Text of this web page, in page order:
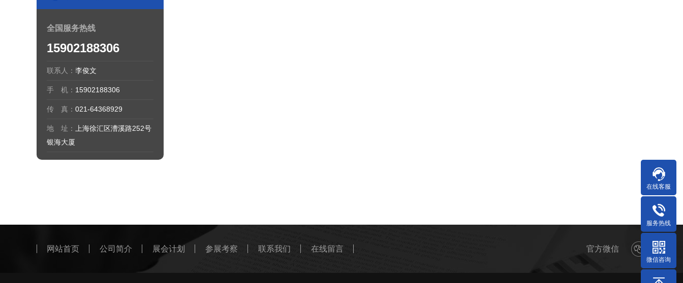
全国服务热线
15902188306
联系人： 李俊文
手 机： 15902188306
传 真： 021-64368929
地 址：
上海徐汇区漕溪路252号
银海大厦
网站首页 公司简介 展会计划 参展考察 联系我们 在线留言 官方微信
在线客服
服务热线
微信咨询